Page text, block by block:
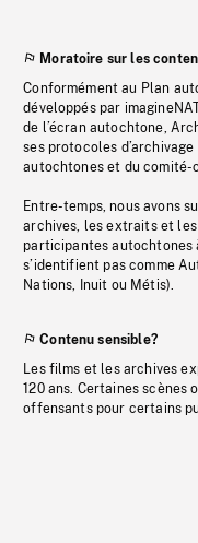
Moratoire sur les
Conformément au Plan
développés par
de l’écran autochtone,
ses protocoles
autochtones et du comité-
Entre-temps, nous avons
archives, les extraits et
participantes autochtones
s’identifient pas comme
Nations, Inuit ou Métis).
Contenu sensible?
Les films et les archives
120 ans. Certaines
offensants pour certains